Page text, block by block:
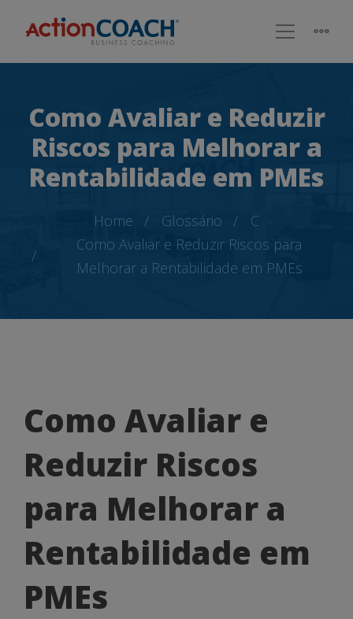
Como Avaliar e Reduzir
Riscos para Melhorar a
Rentabilidade em PMEs
Home Glossário
C
Como Avaliar e Reduzir Riscos para
Melhorar a Rentabilidade em PMEs
Como
Avaliar
e
Reduzir
Riscos
para
Melhorar
Como Avaliar e
Reduzir Riscos
para Melhorar a
Rentabilidade em
PMEs